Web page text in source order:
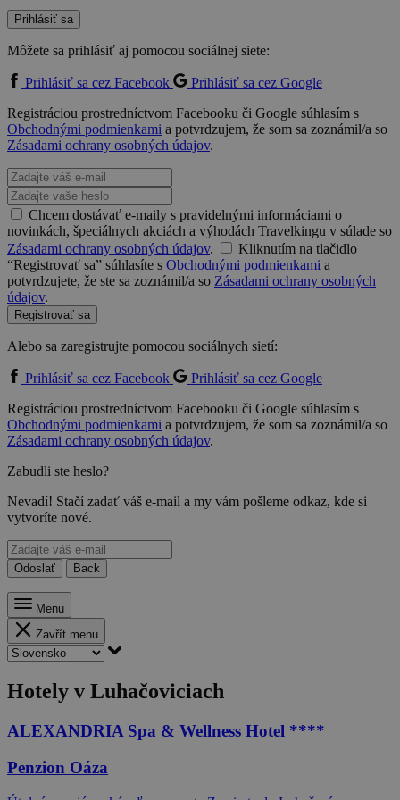
Prihlásiť sa
Môžete sa prihlásiť aj pomocou sociálnej siete:
Prihlásiť sa cez Facebook
Prihlásiť sa cez Google
Registráciou prostredníctvom Facebooku či Google súhlasím s
Obchodnými podmienkami a potvrdzujem, že som sa zoznámil/a so
Zásadami ochrany osobných údajov.
Chcem dostávať e-maily s pravidelnými informáciami o
novinkách, špeciálnych akciách a výhodách Travelkingu v súlade so
Zásadami ochrany osobných údajov.
Kliknutím na tlačidlo
“Registrovať sa” súhlasíte s Obchodnými podmienkami a
potvrdzujete, že ste sa zoznámil/a so Zásadami ochrany osobných
údajov.
Registrovať sa
Alebo sa zaregistrujte pomocou sociálnych sietí:
Prihlásiť sa cez Facebook
Prihlásiť sa cez Google
Registráciou prostredníctvom Facebooku či Google súhlasím s
Obchodnými podmienkami a potvrdzujem, že som sa zoznámil/a so
Zásadami ochrany osobných údajov.
Zabudli ste heslo?
Nevadí! Stačí zadať váš e-mail a my vám pošleme odkaz, kde si
vytvoríte nové.
Odoslať Back
Menu
Zavřít menu
Hotely v Luhačoviciach
ALEXANDRIA Spa & Wellness Hotel ****
Penzion Oáza